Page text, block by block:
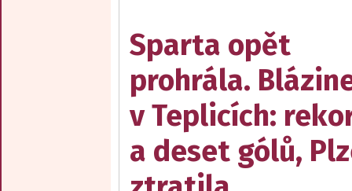
Sparta opět
prohrála.
v Teplicích:
a deset gólů,